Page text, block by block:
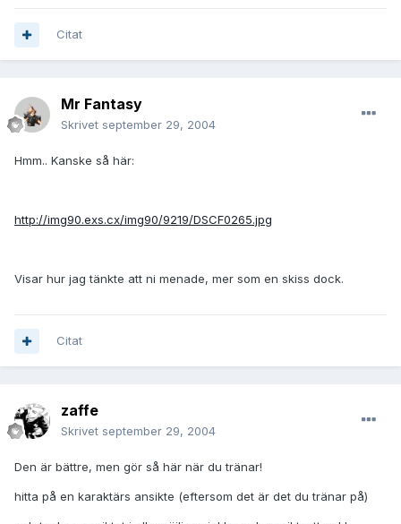
Citat
Mr Fantasy
Skrivet september 29, 2004
Hmm.. Kanske så här:
http://img90.exs.cx/img90/9219/DSCF0265.jpg
Visar hur jag tänkte att ni menade, mer som en skiss dock.
Citat
zaffe
Skrivet september 29, 2004
Den är bättre, men gör så här när du tränar!
hitta på en karaktärs ansikte (eftersom det är det du tränar på)